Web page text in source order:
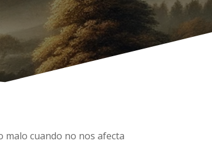
malo cuando no nos afecta